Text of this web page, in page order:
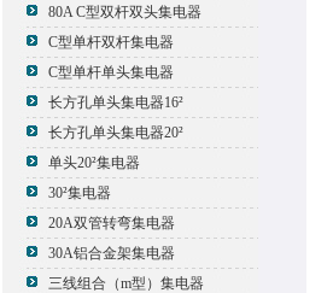
80A C型双杆双头集电器
C型单杆双杆集电器
C型单杆单头集电器
长方孔单头集电器16²
长方孔单头集电器20²
单头20²集电器
30²集电器
20A双管转弯集电器
30A铝合金架集电器
三线组合（m型）集电器